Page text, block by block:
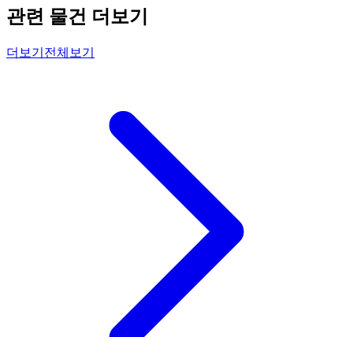
관련 물건 더보기
더보기 전체보기